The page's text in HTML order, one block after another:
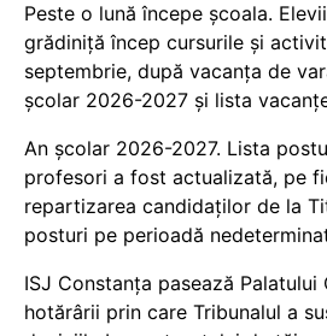
Peste o lună începe școala.
grădiniță încep cursurile și
septembrie, după vacanța de
școlar 2026-2027 și lista
An școlar 2026-2027. Lista
profesori a fost actualizată, pe
repartizarea candidaților de la
posturi pe perioadă
ISJ Constanța pasează
hotărârii prin care Tribunalul a